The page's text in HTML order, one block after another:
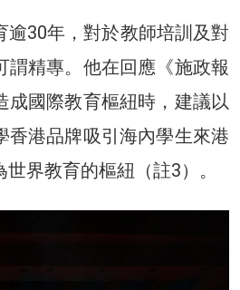
逾30年，對於教師培訓及對
謂精專。他在回應《施政報
成國際教育樞紐時，建議以
香港品牌吸引海內學生來港
界教育的樞紐（註3）。